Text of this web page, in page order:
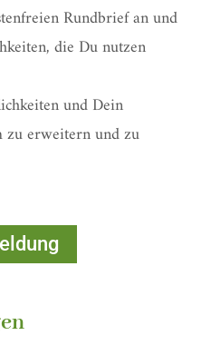
Rundbrief an und
die Du nutzen
und Dein
zu erweitern und zu